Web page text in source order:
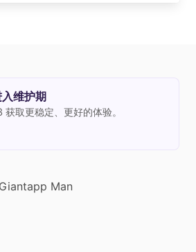
入维护期
取更稳定、更好的体验。
Man